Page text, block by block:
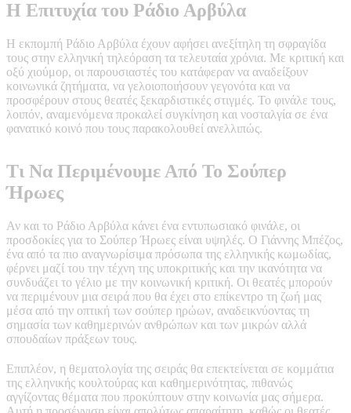
Η Επιτυχία του Ράδιο Αρβύλα
Η εκπομπή Ράδιο Αρβύλα έχουν αφήσει ανεξίτηλη τη σφραγίδα
τους στην ελληνική τηλεόραση τα τελευταία χρόνια. Με κριτική και
οξύ χιούμορ, οι παρουσιαστές του κατάφεραν να αναδείξουν
κοινωνικά ζητήματα, να γελοιοποιήσουν γεγονότα και να
προσφέρουν στους θεατές ξεκαρδιστικές στιγμές. Το φινάλε τους,
λοιπόν, αναμενόμενα προκαλεί συγκίνηση και νοσταλγία σε ένα
φανατικό κοινό που τους παρακολουθεί ανελλιπώς.
Τι Να Περιμένουμε Από Το Σούπερ
Ήρωες
Αν και το Ράδιο Αρβύλα κάνει ένα εντυπωσιακό φινάλε, οι
προσδοκίες για το Σούπερ Ήρωες είναι υψηλές. Ο Γιάννης Μπέζος,
ένα από τα πιο αναγνωρίσιμα πρόσωπα της ελληνικής κωμωδίας,
φέρνει μαζί του την τέχνη της υποκριτικής και την ικανότητα να
συνδυάζει το γέλιο με την κοινωνική κριτική. Οι θεατές μπορούν
να περιμένουν μια σειρά που θα έχει στο επίκεντρο τη ζωή μας
μέσα από την οπτική των σούπερ ηρώων, αναδεικνύοντας τη
σημασία των καθημερινών ανθρώπων και των μικρών αλλά
σπουδαίων πράξεων τους.
Επιπλέον, η θεματολογία της σειράς θα επεκτείνεται σε κομμάτια
της ελληνικής κουλτούρας και καθημερινότητας, πιθανώς
αγγίζοντας θέματα που προκύπτουν στην κοινωνία μας σήμερα.